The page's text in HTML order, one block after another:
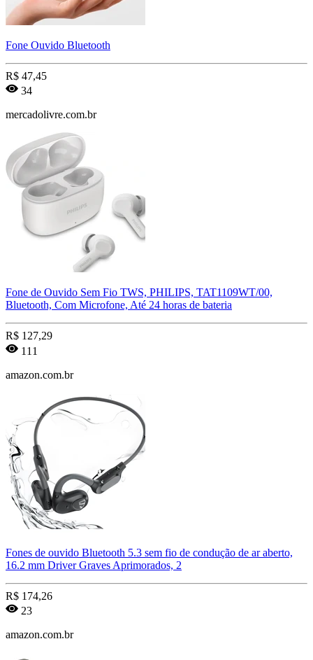
Fone Ouvido Bluetooth
R$ 47,45
34
mercadolivre.com.br
Fone de Ouvido Sem Fio TWS, PHILIPS, TAT1109WT/00,
Bluetooth, Com Microfone, Até 24 horas de bateria
R$ 127,29
111
amazon.com.br
Fones de ouvido Bluetooth 5.3 sem fio de condução de ar aberto,
16.2 mm Driver Graves Aprimorados, 2
R$ 174,26
23
amazon.com.br